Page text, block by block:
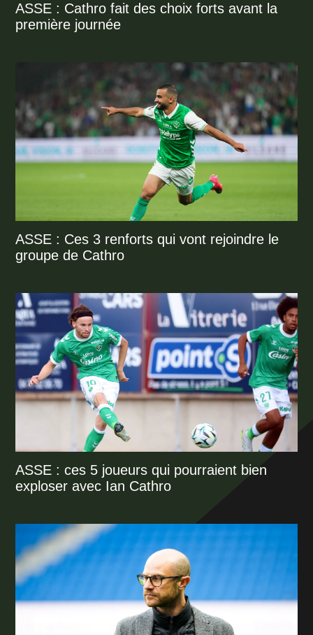
ASSE : Cathro fait des choix forts avant la
première journée
ASSE : Ces 3 renforts qui vont rejoindre le
groupe de Cathro
ASSE : ces 5 joueurs qui pourraient bien
exploser avec Ian Cathro